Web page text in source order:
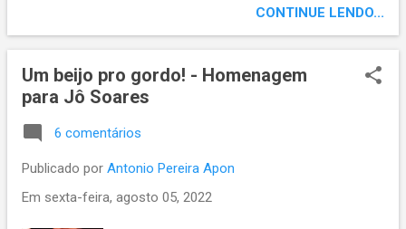
peste, tem o que não passa de uma
fora! Pai inesquecível, pai que é melhor
esquecer...
CONTINUE LENDO...
Um beijo pro gordo! - Homenagem
para Jô Soares
6 comentários
Publicado por Antonio Pereira Apon
Em sexta-feira, agosto 05, 2022